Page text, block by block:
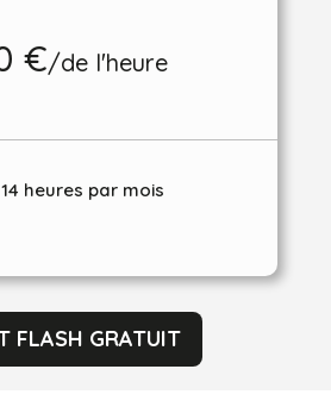
€/de l'heure
heures par mois
FLASH GRATUIT